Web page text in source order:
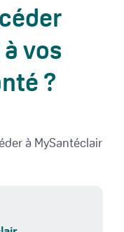
vos
?
à MySantéclair